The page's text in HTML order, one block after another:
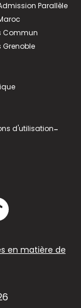
Parallèle
Commun
Grenoble
d'utilisation-
en matière de